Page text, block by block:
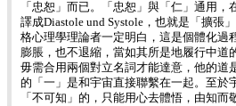
「忠恕」而已。「忠恕」與「仁」通用，
譯成Diastole und Systole，也就是「擴張
格心理學理論者一定明白，這是個體化過
膨脹，也不退縮，當如其所是地履行中道
毋需合用兩個對立名詞才能達意，他的道
的「一」是和宇宙直接聯繫在一起。至於
「不可知」的，只能用心去體悟，由知而